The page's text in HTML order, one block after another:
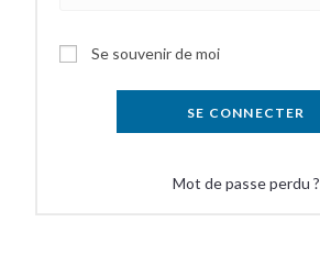
Se souvenir de moi
SE CONNECTER
Mot de passe perdu ?